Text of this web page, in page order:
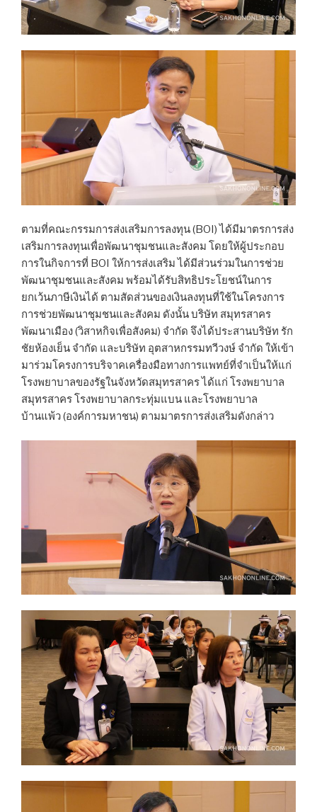
ตามที่คณะกรรมการส่งเสริมการลงทุน (BOI) ได้มีมาตรการส่ง
เสริมการลงทุนเพื่อพัฒนาชุมชนและสังคม โดยให้ผู้ประกอบ
การในกิจการที่ BOI ให้การส่งเสริม ได้มีส่วนร่วมในการช่วย
พัฒนาชุมชนและสังคม พร้อมได้รับสิทธิประโยชน์ในการ
ยกเว้นภาษีเงินได้ ตามสัดส่วนของเงินลงทุนที่ใช้ในโครงการ
การช่วยพัฒนาชุมชนและสังคม ดังนั้น บริษัท สมุทรสาคร
พัฒนาเมือง (วิสาหกิจเพื่อสังคม) จำกัด จึงได้ประสานบริษัท รัก
ชัยห้องเย็น จำกัด และบริษัท อุตสาหกรรมทวีวงษ์ จำกัด ให้เข้า
มาร่วมโครงการบริจาคเครื่องมือทางการแพทย์ที่จำเป็นให้แก่
โรงพยาบาลของรัฐในจังหวัดสมุทรสาคร ได้แก่ โรงพยาบาล
สมุทรสาคร โรงพยาบาลกระทุ่มแบน และโรงพยาบาล
บ้านแพ้ว (องค์การมหาชน) ตามมาตรการส่งเสริมดังกล่าว